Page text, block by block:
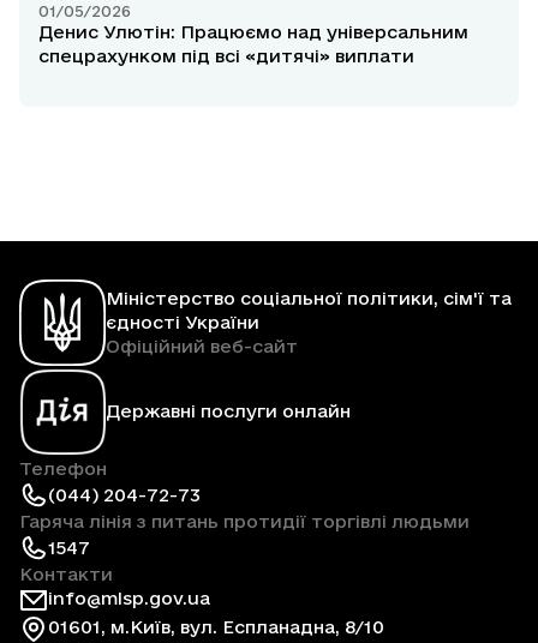
01/05/2026
Денис Улютін: Працюємо над універсальним
спецрахунком під всі «дитячі» виплати
Міністерство соціальної політики, сім'ї та
єдності України
Офіційний веб-сайт
Державні послуги онлайн
Телефон
(044) 204-72-73
Гаряча лінія з питань протидії торгівлі людьми
1547
Контакти
info@mlsp.gov.ua
01601, м.Київ, вул. Еспланадна, 8/10